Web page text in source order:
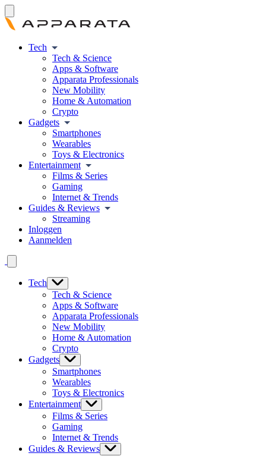
Tech
Tech & Science
Apps & Software
Apparata Professionals
New Mobility
Home & Automation
Crypto
Gadgets
Smartphones
Wearables
Toys & Electronics
Entertainment
Films & Series
Gaming
Internet & Trends
Guides & Reviews
Streaming
Inloggen
Aanmelden
Tech
Tech & Science
Apps & Software
Apparata Professionals
New Mobility
Home & Automation
Crypto
Gadgets
Smartphones
Wearables
Toys & Electronics
Entertainment
Films & Series
Gaming
Internet & Trends
Guides & Reviews